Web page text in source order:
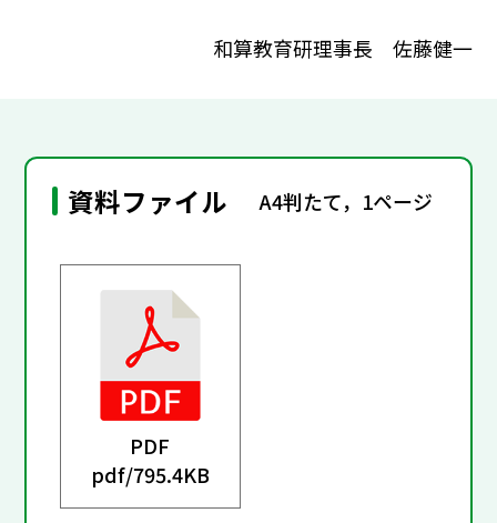
和算教育研理事長 佐藤健一
資料ファイル A4判たて，1ページ
PDF
pdf/795.4KB